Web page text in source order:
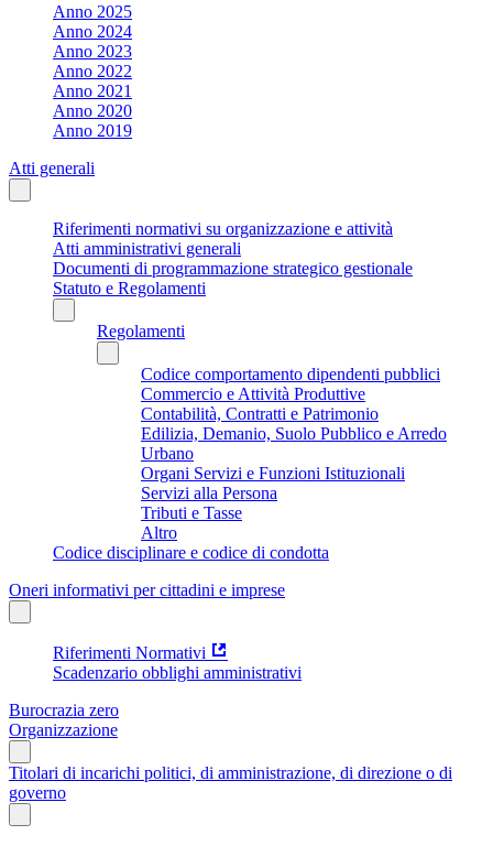
Anno 2025
Anno 2024
Anno 2023
Anno 2022
Anno 2021
Anno 2020
Anno 2019
Atti generali
Riferimenti normativi su organizzazione e attività
Atti amministrativi generali
Documenti di programmazione strategico gestionale
Statuto e Regolamenti
Regolamenti
Codice comportamento dipendenti pubblici
Commercio e Attività Produttive
Contabilità, Contratti e Patrimonio
Edilizia, Demanio, Suolo Pubblico e Arredo
Urbano
Organi Servizi e Funzioni Istituzionali
Servizi alla Persona
Tributi e Tasse
Altro
Codice disciplinare e codice di condotta
Oneri informativi per cittadini e imprese
Riferimenti Normativi
Scadenzario obblighi amministrativi
Burocrazia zero
Organizzazione
Titolari di incarichi politici, di amministrazione, di direzione o di
governo